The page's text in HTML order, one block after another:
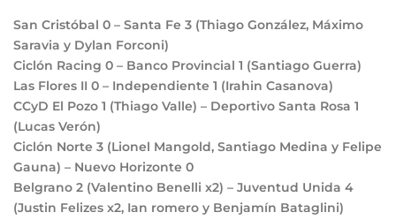
San Cristóbal 0 – Santa Fe 3 (Thiago González, Máximo
Saravia y Dylan Forconi)
Ciclón Racing 0 – Banco Provincial 1 (Santiago Guerra)
Las Flores II 0 – Independiente 1 (Irahin Casanova)
CCyD El Pozo 1 (Thiago Valle) – Deportivo Santa Rosa 1
(Lucas Verón)
Ciclón Norte 3 (Lionel Mangold, Santiago Medina y Felipe
Gauna) – Nuevo Horizonte 0
Belgrano 2 (Valentino Benelli x2) – Juventud Unida 4
(Justin Felizes x2, Ian romero y Benjamín Bataglini)